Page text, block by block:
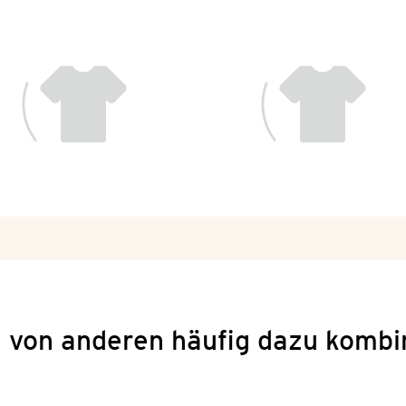
von anderen häufig dazu